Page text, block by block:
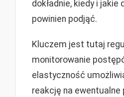
dokładnie, kiedy i jakie
powinien podjąć.
Kluczem jest tutaj
monitorowanie
elastyczność
reakcję na ewentualne